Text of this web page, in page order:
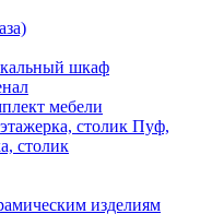
шкаф
мебели
Пуф,
столик